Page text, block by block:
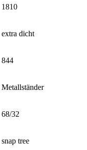
1810
extra dicht
844
Metallständer
68/32
snap tree